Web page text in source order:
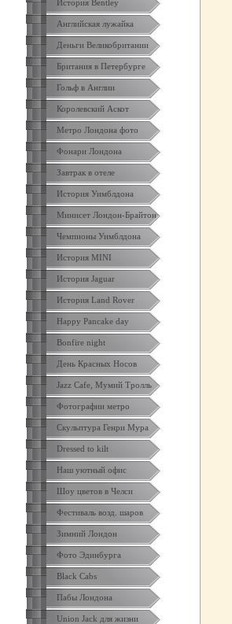
История Bentley
Английская лужайка
Деньги Великобритании
Британия в Петербурге
Гольф в Англии
Королевский Аскот
Метро Лондона фото
Фонари Лондона
Завтрак в отеле
История Уимблдона
Минисет Лондон-Брайтон
Чемпионы Уимблдона
История MINI
История Jaguar
История Land Rover
Happy Pancake day
Bonfire night
День Красных Носов
Jazz Cafe, Мумий Тролль
Фотографии метро
Скульптура Генри Мура
Dressed to kilt
Наш уютный офис
Шоу цветов в Челси
Фестиваль возд. шаров
Зимний Лондон
Фото Эдинбурга
Black Cabs
Пабы Лондона
Union Jack для жизни